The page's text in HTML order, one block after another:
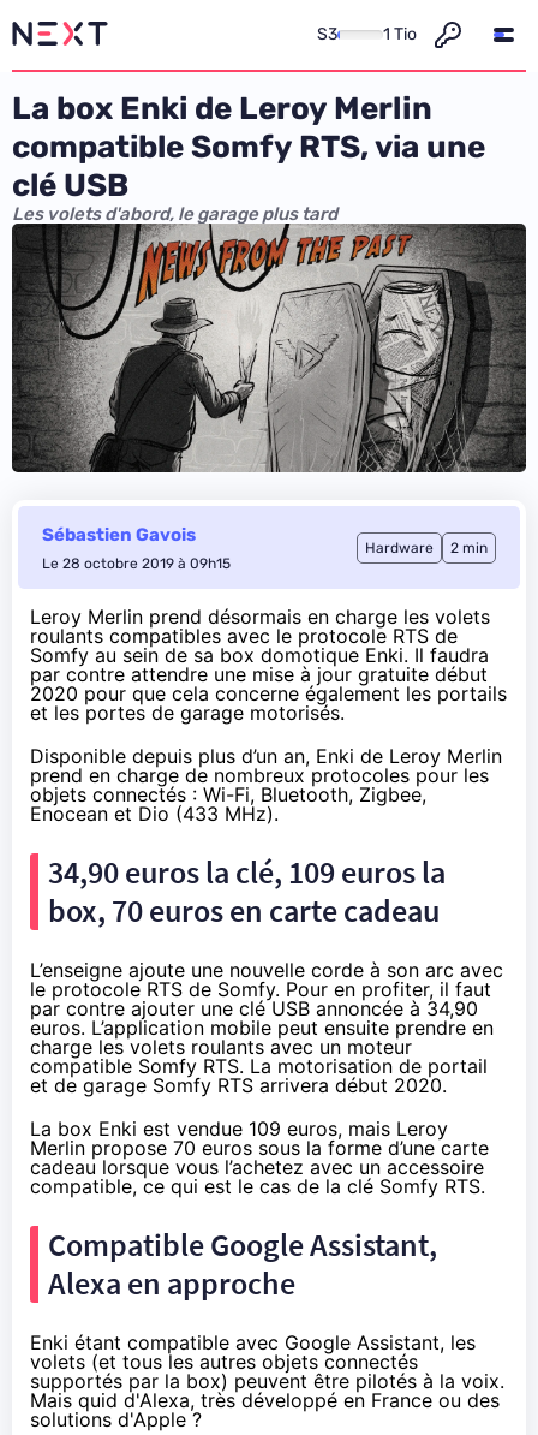
S3 1 Tio
La box Enki de Leroy Merlin
compatible Somfy RTS, via une
clé USB
Les volets d'abord, le garage plus tard
Sébastien Gavois
Le 28 octobre 2019 à 09h15
Hardware 2 min
Leroy Merlin prend désormais en charge les volets
roulants compatibles avec le protocole RTS de
Somfy au sein de sa box domotique Enki. Il faudra
par contre attendre une mise à jour gratuite début
2020 pour que cela concerne également les portails
et les portes de garage motorisés.
Disponible depuis plus d’un an, Enki de Leroy Merlin
prend en charge de nombreux protocoles pour les
objets connectés : Wi-Fi, Bluetooth, Zigbee,
Enocean et Dio (433 MHz).
34,90 euros la clé, 109 euros la
box, 70 euros en carte cadeau
L’enseigne ajoute une nouvelle corde à son arc avec
le protocole RTS de Somfy. Pour en profiter, il faut
par contre ajouter une clé USB annoncée à 34,90
euros. L’application mobile peut ensuite prendre en
charge les volets roulants avec un moteur
compatible Somfy RTS. La motorisation de portail
et de garage Somfy RTS arrivera début 2020.
La box Enki est vendue 109 euros, mais Leroy
Merlin propose 70 euros sous la forme d’une carte
cadeau lorsque vous l’achetez avec un accessoire
compatible, ce qui est le cas de la clé Somfy RTS.
Compatible Google Assistant,
Alexa en approche
Enki étant compatible avec Google Assistant, les
volets (et tous les autres objets connectés
supportés par la box) peuvent être pilotés à la voix.
Mais quid d'Alexa, très développé en France ou des
solutions d'Apple ?